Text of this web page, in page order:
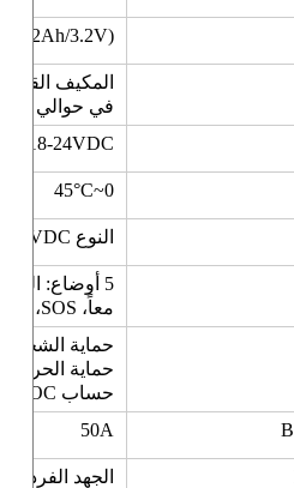
(72Ah/3.2V)
في حوالي 2 ساعات
18-24VDC، دائرة MPPT المدمجة، الحد من التيار حتى 8A
0~45°C
النوع C 60W ، USB-A ، USB-A 18W ، 12VDC الخروج
5 أوضاع:
معاً، SOS، البرق.
حماية الشحن
حماية الحرارة
حساب SOC.
50A